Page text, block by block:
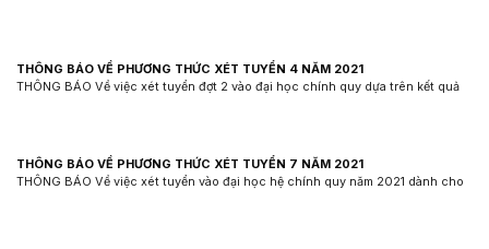
THÔNG BÁO VỀ PHƯƠNG THỨC XÉT TUYỂN 4 NĂM 2021
THÔNG BÁO Về việc xét tuyển đợt 2 vào đại học chính quy dựa trên kết quả
THÔNG BÁO VỀ PHƯƠNG THỨC XÉT TUYỂN 7 NĂM 2021
THÔNG BÁO Về việc xét tuyển vào đại học hệ chính quy năm 2021 dành cho